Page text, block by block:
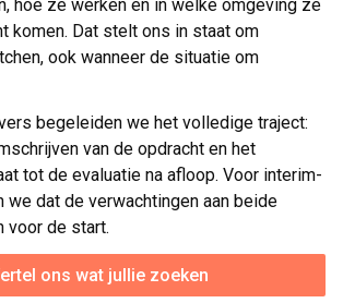
hoe ze werken en in welke omgeving ze
komen. Dat stelt ons in staat om
ook wanneer de situatie om
begeleiden we het volledige traject:
van de opdracht en het
tot de evaluatie na afloop. Voor interim-
we dat de verwachtingen aan beide
voor de start.
ons wat jullie zoeken